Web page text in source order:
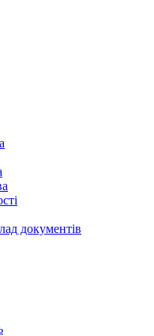
документів